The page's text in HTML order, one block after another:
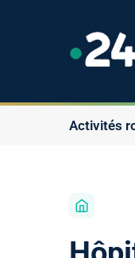
Activités